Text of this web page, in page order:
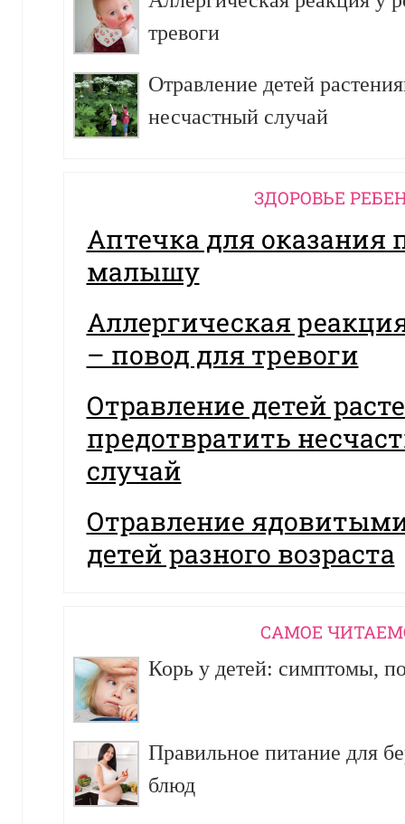
тревоги
Отравление детей
несчастный случай
ЗДОРОВЬЕ
Аптечка для
малышу
Аллергическая
– повод для тревоги
Отравление детей
предотвратить
случай
Отравление
детей разного возраста
CАМОЕ
Корь у детей: симптомы,
Правильное питание для
блюд